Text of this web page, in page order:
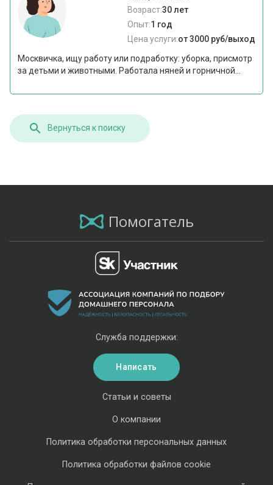
Возраст:30 лет
Опыт:1 год
Цена услуги:от 3000 руб/выход
Москвичка, ищу работу или подработку: уборка, присмотр
за детьми и животными. Работала няней и горничной...
Вернуться к поиску
Помогатель
Статьи и советы
О компании
Политика обработки персональных данных
Политика обработки файлов cookie
Служба поддержки:
Написать